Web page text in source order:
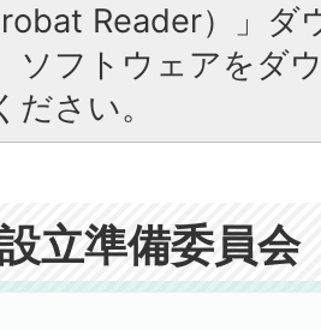
Reader）」ダ
ソフトウェアをダ
ださい。
立準備委員会